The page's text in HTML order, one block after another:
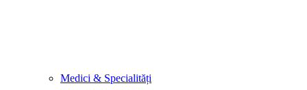
Medici & Specialități